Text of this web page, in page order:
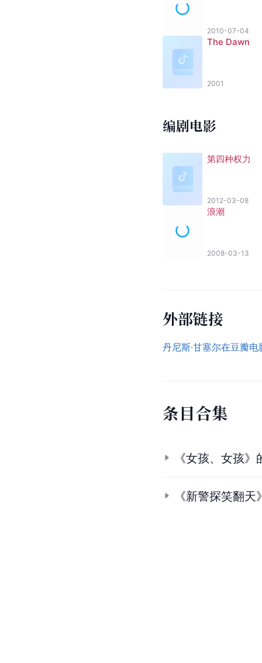
2010-07-04
The Dawn
2001
编剧电影
第四种权力
2012-03-08
浪潮
2008-03-13
外部链接
丹尼斯·甘塞尔在豆瓣
条目合集
《女孩、女孩
《新警探笑翻